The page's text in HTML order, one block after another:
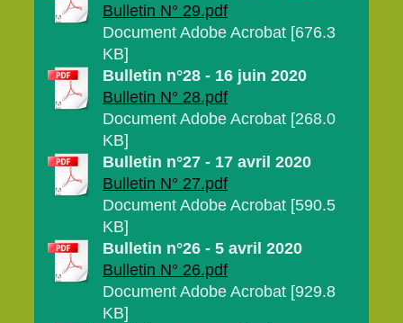
Bulletin N° 29.pdf
Document Adobe Acrobat [676.3
KB]
Bulletin n°28 - 16 juin 2020
Bulletin N° 28.pdf
Document Adobe Acrobat [268.0
KB]
Bulletin n°27 - 17 avril 2020
Bulletin N° 27.pdf
Document Adobe Acrobat [590.5
KB]
Bulletin n°26 - 5 avril 2020
Bulletin N° 26.pdf
Document Adobe Acrobat [929.8
KB]